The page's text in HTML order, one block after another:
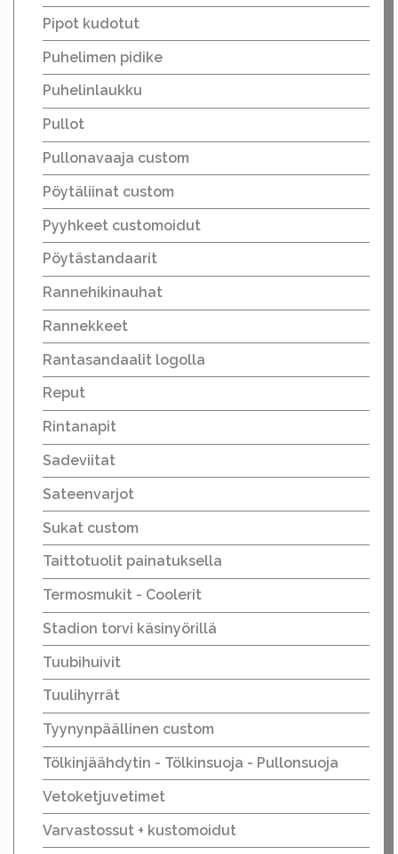
Pipot kudotut
Puhelimen pidike
Puhelinlaukku
Pullot
Pullonavaaja custom
Pöytäliinat custom
Pyyhkeet customoidut
Pöytästandaarit
Rannehikinauhat
Rannekkeet
Rantasandaalit logolla
Reput
Rintanapit
Sadeviitat
Sateenvarjot
Sukat custom
Taittotuolit painatuksella
Termosmukit - Coolerit
Stadion torvi käsinyörillä
Tuubihuivit
Tuulihyrrät
Tyynynpäällinen custom
Tölkinjäähdytin - Tölkinsuoja - Pullonsuoja
Vetoketjuvetimet
Varvastossut + kustomoidut